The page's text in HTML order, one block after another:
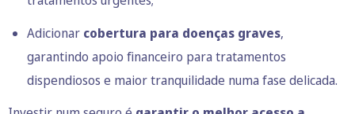
Adicionar cobertura para doenças graves,
garantindo apoio financeiro para tratamentos
dispendiosos e maior tranquilidade numa fase delicada.